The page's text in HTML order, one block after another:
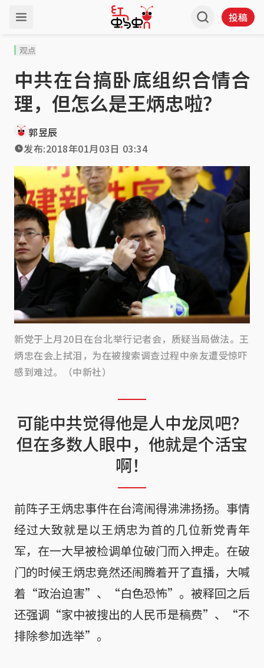
投稿
观点
中共在台搞卧底组织合情合
理，但怎么是王炳忠啦？
郭昱辰
发布:2018年01月03日 03:34
新党于上月20日在台北举行记者会，质疑当局做法。王
炳忠在会上拭泪，为在被搜索调查过程中亲友遭受惊吓
感到难过。（中新社）
可能中共觉得他是人中龙凤吧？
但在多数人眼中，他就是个活宝
啊！
前阵子王炳忠事件在台湾闹得沸沸扬扬。事情
经过大致就是以王炳忠为首的几位新党青年
军，在一大早被检调单位破门而入押走。在破
门的时候王炳忠竟然还闹腾着开了直播，大喊
着“政治迫害”、“白色恐怖”。被释回之后
还强调“家中被搜出的人民币是稿费”、“不
排除参加选举”。